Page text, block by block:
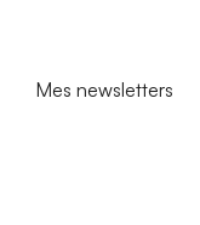
Mes newsletters